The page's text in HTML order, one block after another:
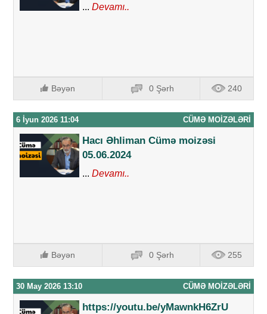
... Devamı..
Bəyən 0 Şərh 240
6 İyun 2026 11:04 CÜMƏ MOIZƏLƏRI
Hacı Əhliman Cümə moizəsi
05.06.2024
... Devamı..
Bəyən 0 Şərh 255
30 May 2026 13:10 CÜMƏ MOIZƏLƏRI
https://youtu.be/yMawnkH6ZrU